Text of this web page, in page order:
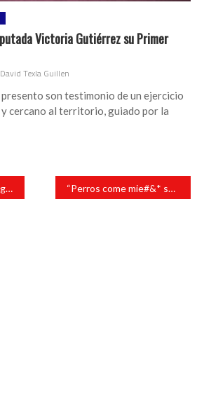
Victoria Gutiérrez su Primer
Texla Guillen
son testimonio de un ejercicio
cercano al territorio, guiado por la
“Perros come mie#&* son ustedes… cuando yo sea presidente, los voy a correr a todos”: Funcionario de ayuntamiento (VIDEO)